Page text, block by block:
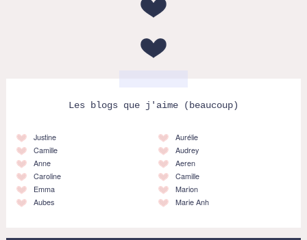
Les blogs que j'aime (beaucoup)
Justine
Camille
Anne
Caroline
Emma
Aubes
Aurélie
Audrey
Aeren
Camille
Marion
Marie Anh